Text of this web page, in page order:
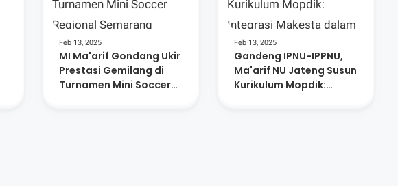
Feb 13, 2025
MI Ma'arif Gondang Ukir
Prestasi Gemilang di
Turnamen Mini Soccer
Feb 13, 2025
Gandeng IPNU-IPPNU,
Ma'arif NU Jateng Susun
Kurikulum Mopdik: